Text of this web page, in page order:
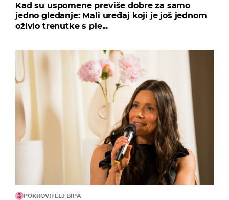
Kad su uspomene previše dobre za samo
jedno gledanje: Mali uređaj koji je još jednom
oživio trenutke s ple...
POKROVITELJ BIPA